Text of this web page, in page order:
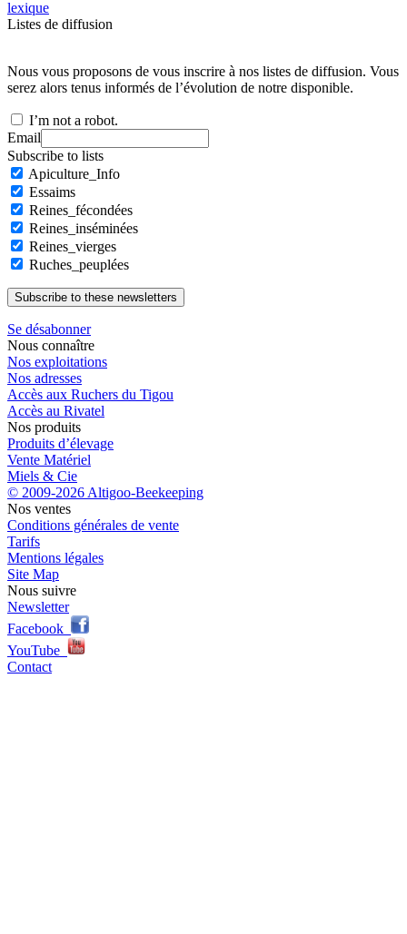
lexique
Listes de diffusion
Nous vous proposons de vous inscrire à nos listes de diffusion. Vous
serez alors tenus informés de l’évolution de notre disponible.
I’m not a robot.
Email
Subscribe to lists
Apiculture_Info
Essaims
Reines_fécondées
Reines_inséminées
Reines_vierges
Ruches_peuplées
Se désabonner
Nous connaître
Nos exploitations
Nos adresses
Accès aux Ruchers du Tigou
Accès au Rivatel
Nos produits
Produits d’élevage
Vente Matériel
Miels & Cie
© 2009-2026 Altigoo-Beekeeping
Nos ventes
Conditions générales de vente
Tarifs
Mentions légales
Site Map
Nous suivre
Newsletter
Facebook
YouTube
Contact